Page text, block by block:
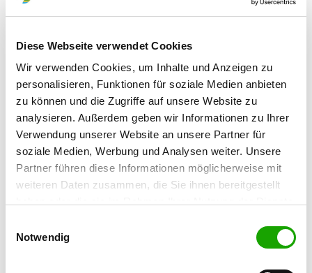
Diese Webseite verwendet Cookies
Wir verwenden Cookies, um Inhalte und Anzeigen zu
personalisieren, Funktionen für soziale Medien anbieten
zu können und die Zugriffe auf unsere Website zu
analysieren. Außerdem geben wir Informationen zu Ihrer
Verwendung unserer Website an unsere Partner für
soziale Medien, Werbung und Analysen weiter. Unsere
Partner führen diese Informationen möglicherweise mit
weiteren Daten zusammen, die Sie ihnen bereitgestellt
Cookies, wenn Sie unsere Webseite weiterhin nutzen.
Notwendig
Details
49406 Barnstorf
OG - Cloppenburg i. Oldenburg
Details
Nutriastr.
49661 Cloppenburg
OG - Naturpark Dümmer
Details
Zur Schulheide 34
49448 Stemshorn
Details
Am Sportplatz 9